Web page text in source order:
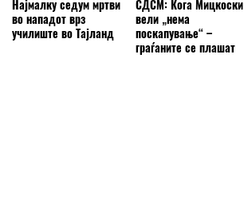
Најмалку седум мртви
во нападот врз
училиште во Тајланд
СДСМ: Кога Мицкоски
вели „нема
поскапување“ –
граѓаните се плашат